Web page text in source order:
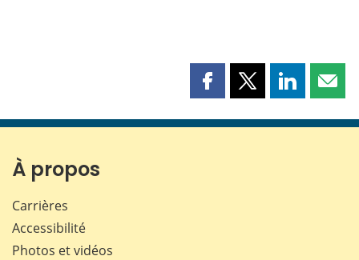
Partager
page
Partager
page
Partager
page page
À propos
Carrières
Accessibilité
Photos et vidéos